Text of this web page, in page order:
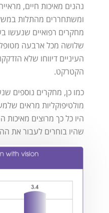
נהנים מאיכות חיים,
ומשתחררים מהתלות
מחקרים רפואיים שנעשו
שלושה מכל ארבעה
העיניים דיווחו שלא
הקטרקט.
כמו כן, מחקרים נוספים
היו כל כך מרוצים
שהיו בוחרים לעבור את